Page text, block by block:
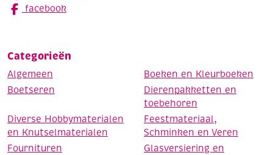
facebook
Categorieën
Algemeen
Boeken en Kleurboeken
Boetseren
Dierenpakketten en
toebehoren
Diverse Hobbymaterialen
en Knutselmaterialen
Feestmateriaal,
Schminken en Veren
Fournituren
Glasversiering en